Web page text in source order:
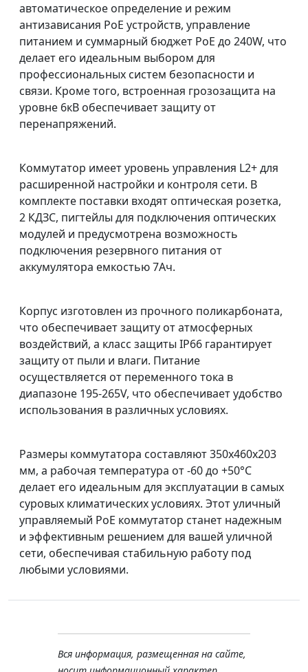
автоматическое определение и режим
антизависания PoE устройств, управление
питанием и суммарный бюджет PoE до 240W, что
делает его идеальным выбором для
профессиональных систем безопасности и
связи. Кроме того, встроенная грозозащита на
уровне 6кВ обеспечивает защиту от
перенапряжений.
Коммутатор имеет уровень управления L2+ для
расширенной настройки и контроля сети. В
комплекте поставки входят оптическая розетка,
2 КДЗС, пигтейлы для подключения оптических
модулей и предусмотрена возможность
подключения резервного питания от
аккумулятора емкостью 7Ач.
Корпус изготовлен из прочного поликарбоната,
что обеспечивает защиту от атмосферных
воздействий, а класс защиты IP66 гарантирует
защиту от пыли и влаги. Питание
осуществляется от переменного тока в
диапазоне 195-265V, что обеспечивает удобство
использования в различных условиях.
Размеры коммутатора составляют 350x460x203
мм, а рабочая температура от -60 до +50°C
делает его идеальным для эксплуатации в самых
суровых климатических условиях. Этот уличный
управляемый PoE коммутатор станет надежным
и эффективным решением для вашей уличной
сети, обеспечивая стабильную работу под
любыми условиями.
Вся информация, размещенная на сайте,